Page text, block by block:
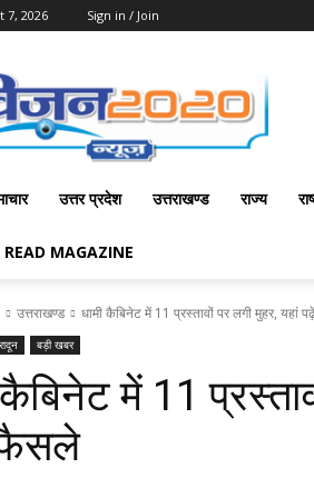
7, 2026 Sign in / Join
2020
News
उत्तर प्रदेश उत्तराखण्ड राज्य
READ MAGAZINE
उत्तराखण्ड धामी कैबिनेट में 11 प्रस्तावों पर लगी मुहर, यहां
बड़ी खबर
में 11